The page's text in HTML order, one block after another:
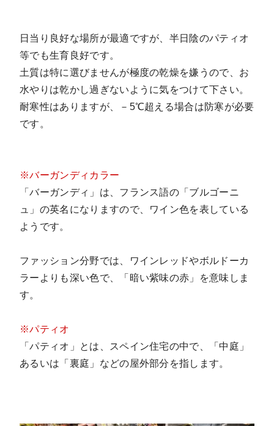
日当り良好な場所が最適ですが、半日陰のパティオ
等でも生育良好です。
土質は特に選びませんが極度の乾燥を嫌うので、お
水やりは乾かし過ぎないように気をつけて下さい。
耐寒性はありますが、－5℃超える場合は防寒が必要
です。
※バーガンディカラー
「バーガンディ」は、フランス語の「ブルゴーニ
ュ」の英名になりますので、ワイン色を表している
ようです。
ファッション分野では、ワインレッドやボルドーカ
ラーよりも深い色で、「暗い紫味の赤」を意味しま
す。
※パティオ
「パティオ」とは、スペイン住宅の中で、「中庭」
あるいは「裏庭」などの屋外部分を指します。